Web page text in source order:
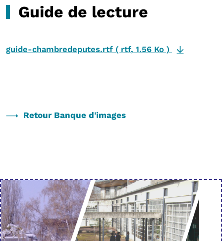
Guide de lecture
guide-chambredeputes.rtf ( rtf, 1.56 Ko )
Retour Banque d'images